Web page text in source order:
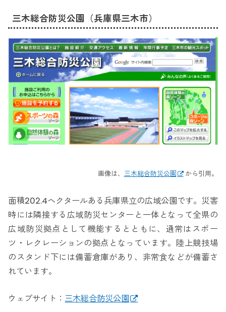
三木総合防災公園（兵庫県三木市）
画像は、 三木総合防災公園 から引用。
面積202.4ヘクタールある兵庫県立の広域公園です。災害
時には隣接する広域防災センターと一体となって全県の
広域防災拠点として機能するとともに、通常はスポー
ツ・レクレーションの拠点となっています。陸上競技場
のスタンド下には備蓄倉庫があり、非常食などが備蓄さ
れています。
ウェブサイト： 三木総合防災公園